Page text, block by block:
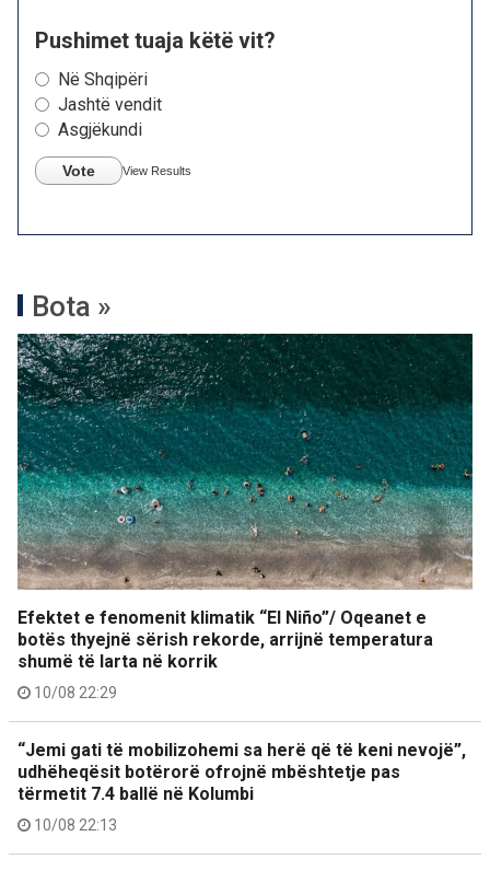
Pushimet tuaja këtë vit?
Në Shqipëri
Jashtë vendit
Asgjëkundi
Vote View Results
Bota »
Efektet e fenomenit klimatik “El Niño”/ Oqeanet e
botës thyejnë sërish rekorde, arrijnë temperatura
shumë të larta në korrik
10/08 22:29
“Jemi gati të mobilizohemi sa herë që të keni nevojë”,
udhëheqësit botërorë ofrojnë mbështetje pas
tërmetit 7.4 ballë në Kolumbi
10/08 22:13